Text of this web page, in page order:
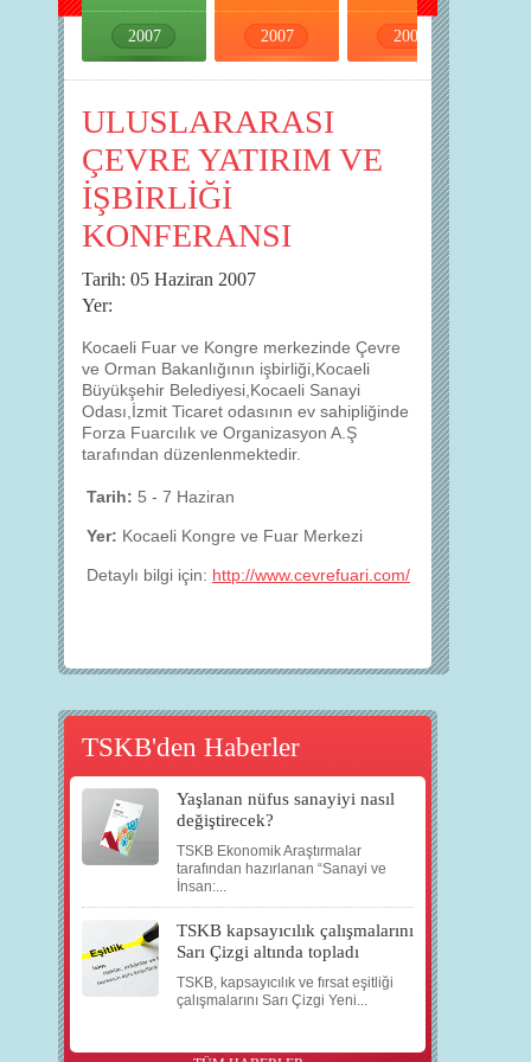
2007 2007 2007
ULUSLARARASI
ÇEVRE YATIRIM VE
İŞBİRLİĞİ
KONFERANSI
Tarih: 05 Haziran 2007
Yer:
Kocaeli Fuar ve Kongre merkezinde Çevre
ve Orman Bakanlığının işbirliği,Kocaeli
Büyükşehir Belediyesi,Kocaeli Sanayi
Odası,İzmit Ticaret odasının ev sahipliğinde
Forza Fuarcılık ve Organizasyon A.Ş
tarafından düzenlenmektedir.
Tarih: 5 - 7 Haziran
Yer: Kocaeli Kongre ve Fuar Merkezi
Detaylı bilgi için: http://www.cevrefuari.com/
TSKB'den Haberler
Yaşlanan nüfus sanayiyi nasıl
değiştirecek?
TSKB Ekonomik Araştırmalar
tarafından hazırlanan “Sanayi ve
İnsan:...
TSKB kapsayıcılık çalışmalarını
Sarı Çizgi altında topladı
TSKB, kapsayıcılık ve fırsat eşitliği
çalışmalarını Sarı Çizgi Yeni...